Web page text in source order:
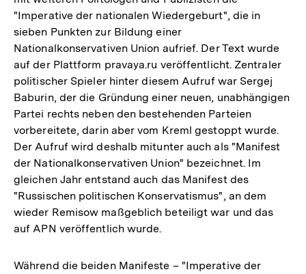
"Imperative der nationalen Wiedergeburt", die in
sieben Punkten zur Bildung einer
Nationalkonservativen Union aufrief. Der Text wurde
auf der Plattform pravaya.ru veröffentlicht. Zentraler
politischer Spieler hinter diesem Aufruf war Sergej
Baburin, der die Gründung einer neuen, unabhängigen
Partei rechts neben den bestehenden Parteien
vorbereitete, darin aber vom Kreml gestoppt wurde.
Der Aufruf wird deshalb mitunter auch als "Manifest
der Nationalkonservativen Union" bezeichnet. Im
gleichen Jahr entstand auch das Manifest des
"Russischen politischen Konservatismus", an dem
wieder Remisow maßgeblich beteiligt war und das
auf APN veröffentlich wurde.
Während die beiden Manifeste – "Imperative der